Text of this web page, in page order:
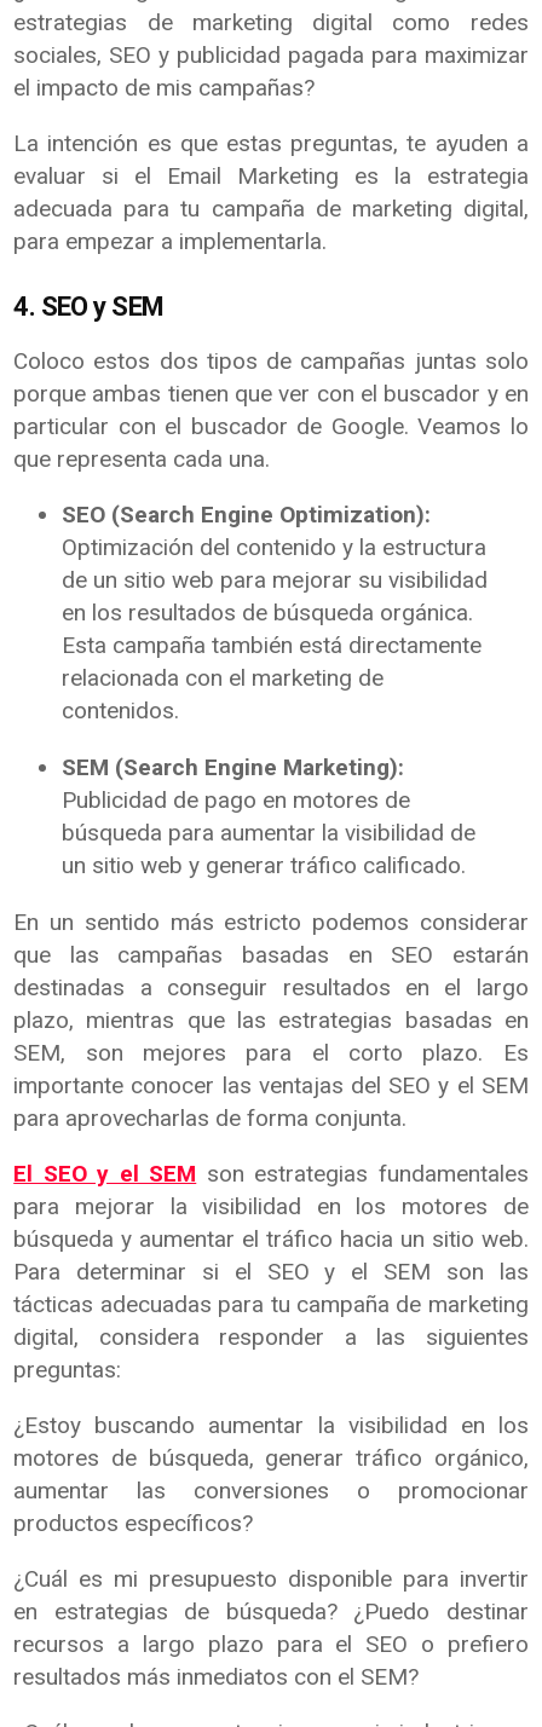
estrategias de marketing digital como redes
sociales, SEO y publicidad pagada para maximizar
el impacto de mis campañas?
La intención es que estas preguntas, te ayuden a
evaluar si el Email Marketing es la estrategia
adecuada para tu campaña de marketing digital,
para empezar a implementarla.
4. SEO y SEM
Coloco estos dos tipos de campañas juntas solo
porque ambas tienen que ver con el buscador y en
particular con el buscador de Google. Veamos lo
que representa cada una.
SEO (Search Engine Optimization):
Optimización del contenido y la estructura
de un sitio web para mejorar su visibilidad
en los resultados de búsqueda orgánica.
Esta campaña también está directamente
relacionada con el marketing de
contenidos.
SEM (Search Engine Marketing):
Publicidad de pago en motores de
búsqueda para aumentar la visibilidad de
un sitio web y generar tráfico calificado.
En un sentido más estricto podemos considerar
que las campañas basadas en SEO estarán
destinadas a conseguir resultados en el largo
plazo, mientras que las estrategias basadas en
SEM, son mejores para el corto plazo. Es
importante conocer las ventajas del SEO y el SEM
para aprovecharlas de forma conjunta.
El SEO y el SEM son estrategias fundamentales
para mejorar la visibilidad en los motores de
búsqueda y aumentar el tráfico hacia un sitio web.
Para determinar si el SEO y el SEM son las
tácticas adecuadas para tu campaña de marketing
digital, considera responder a las siguientes
preguntas:
¿Estoy buscando aumentar la visibilidad en los
motores de búsqueda, generar tráfico orgánico,
aumentar las conversiones o promocionar
productos específicos?
¿Cuál es mi presupuesto disponible para invertir
en estrategias de búsqueda? ¿Puedo destinar
recursos a largo plazo para el SEO o prefiero
resultados más inmediatos con el SEM?